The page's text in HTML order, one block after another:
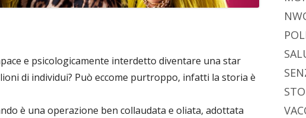
e psicologicamente interdetto diventare una star
di individui? Può eccome purtroppo, infatti la storia è
è una operazione ben collaudata e oliata, adottata